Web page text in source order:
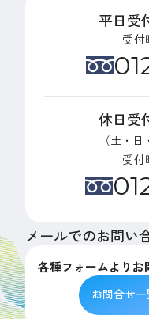
平日受
受
休日受
（土・
受
メールでのお問い
各種フォームよりお
お問合せ